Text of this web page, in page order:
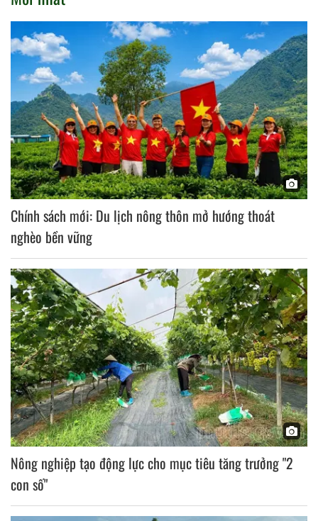
Chính sách mới: Du lịch nông thôn mở hướng thoát
nghèo bền vững
Nông nghiệp tạo động lực cho mục tiêu tăng trưởng "2
con số"